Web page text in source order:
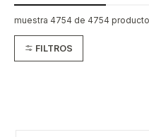
muestra 4754 de 4754
FILTROS